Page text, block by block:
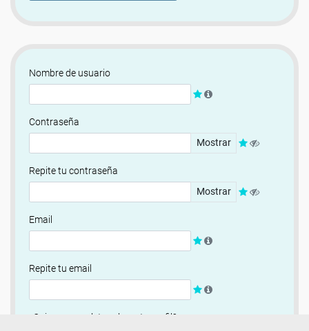
Nombre de usuario
Contraseña
Mostrar
Repite tu contraseña
Mostrar
Email
Repite tu email
¿Quieres completar ahora tu perfil?